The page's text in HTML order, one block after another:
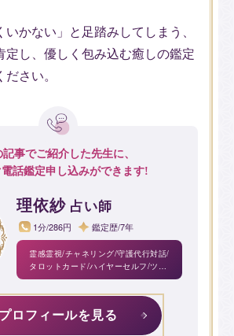
いかない」と足踏みしてしまう、
定し、優しく包み込む癒しの鑑定
さい。
記事でご紹介した先生に、
話鑑定申し込みができます!
理依紗 占い師
1分/286円 鑑定歴/7年
霊感霊視/チャネリング/守護代行対話/
タロットカード/ハイヤーセルフ/ツイ
ンレイ/ブロック解除/ペット霊視/恋愛
成就/遠隔ヒーリング/数秘術
プロフィールを見る